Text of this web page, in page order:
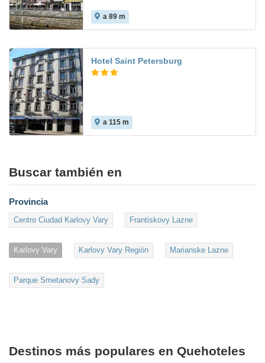
a 89 m
Hotel Saint Petersburg
a 115 m
Buscar también en
Provincia
Centro Ciudad Karlovy Vary Frantiskovy Lazne
Karlovy Vary Karlovy Vary Región Marianske Lazne
Parque Smetanovy Sady
Destinos más populares en Quehoteles